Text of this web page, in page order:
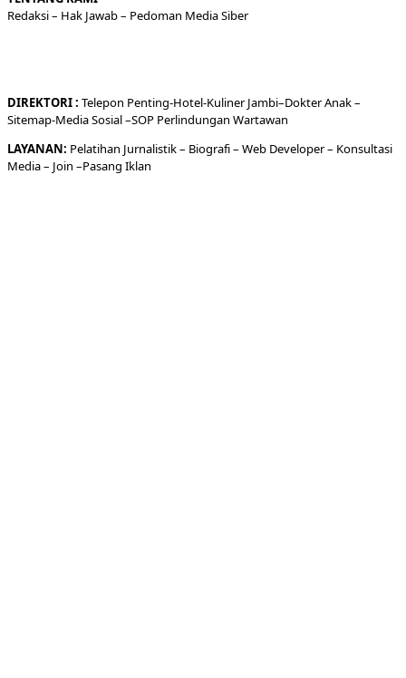
Redaksi– Hak Jawab – Pedoman Media Siber
DIREKTORI: Telepon Penting-Hotel-KulinerJambi–DokterAnak –
Sitemap-Media Sosial –SOP Perlindungan Wartawan
LAYANAN: Pelatihan Jurnalistik – Biografi– Web Developer– Konsultasi
Media– Join –Pasang Iklan